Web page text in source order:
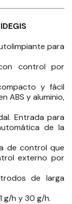
para
control por
y fácil
ABS y aluminio,
Entrada para
de la
de control que
externo por
de larga
g/h y 30 g/h.